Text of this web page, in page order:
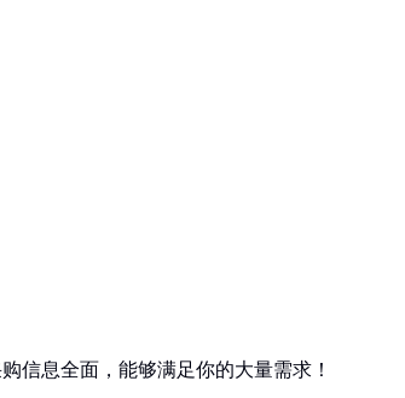
信息全面，能够满足你的大量需求！